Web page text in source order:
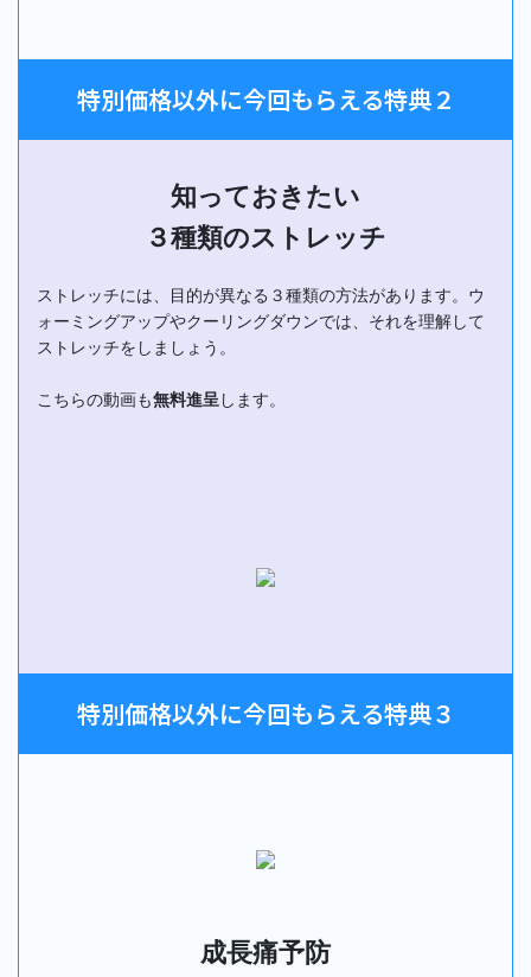
特別価格以外に今回もらえる特典２
知っておきたい
３種類のストレッチ
ストレッチには、目的が異なる３種類の方法があります。ウ
ォーミングアップやクーリングダウンでは、それを理解して
ストレッチをしましょう。
こちらの動画も無料進呈します。
特別価格以外に今回もらえる特典３
成長痛予防